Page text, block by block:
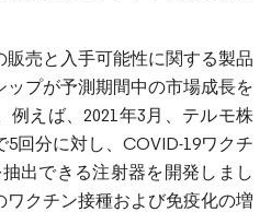
販売と入手可能性に関する製品
プが予測期間中の市場成長を
例えば、2021年3月、テルモ株
回分に対し、COVID-19ワクチ
出できる注射器を開発しまし
クチン接種および免疫化の増